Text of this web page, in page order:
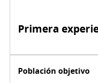
Primera
Población objetivo